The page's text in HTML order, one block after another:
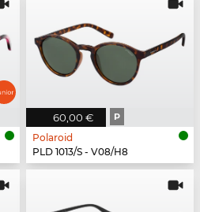
60,00 € P
Polaroid
PLD 1013/S - V08/H8